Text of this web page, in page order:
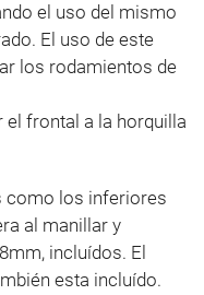
el uso del mismo
El uso de este
los rodamientos de
el frontal a la horquilla
al manillar y
incluídos. El
esta incluído.